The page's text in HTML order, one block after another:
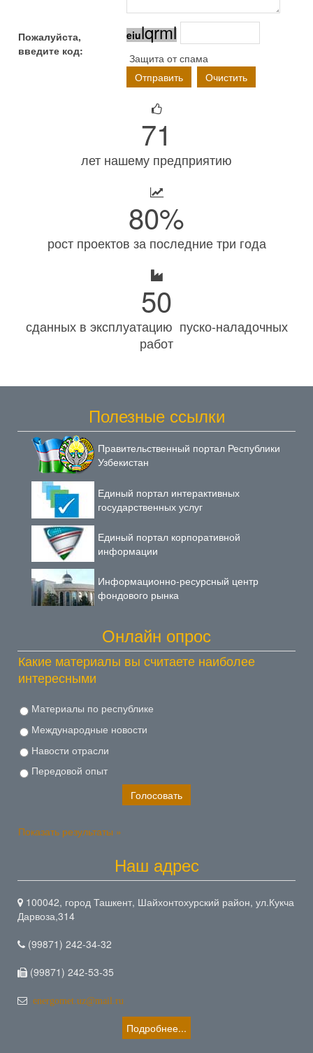
Пожалуйста,
введите код:
eiulqrml
Защита от спама
71
лет нашему предприятию
80%
рост проектов за последние три года
50
сданных в эксплуатацию пуско-наладочных
работ
Полезные ссылки
Правительственный портал Республики
Узбекистан
Единый портал интерактивных
государственных услуг
Единый портал корпоративной
информации
Информационно-ресурсный центр
фондового рынка
Онлайн опрос
Какие материалы вы считаете наиболее
интересными
Материалы по республике
Международные новости
Навости отрасли
Передовой опыт
Показать результаты »
Наш адрес
100042, город Ташкент, Шайхонтохурский район, ул.Кукча
Дарвоза,314
(99871) 242-34-32
(99871) 242-53-35
energomet.uz@mail.ru
Подробнее...